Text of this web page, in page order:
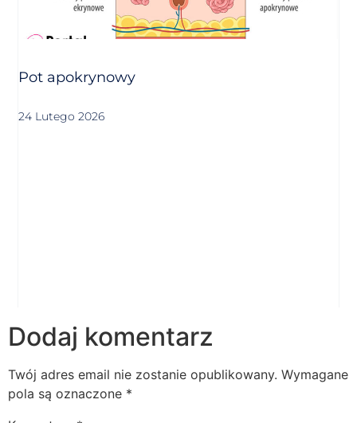
Pot apokrynowy
24 Lutego 2026
Dodaj komentarz
Twój adres email nie zostanie opublikowany. Wymagane
pola są oznaczone *